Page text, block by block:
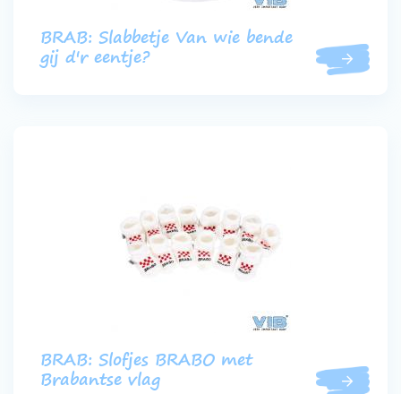
BRAB: Slabbetje Van wie bende
gij d'r eentje?
BRAB: Slofjes BRABO met
Brabantse vlag